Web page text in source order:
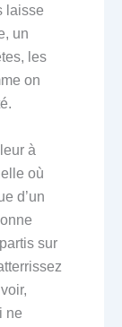
laisse
un
les
on
à
où
d’un
sur
ne